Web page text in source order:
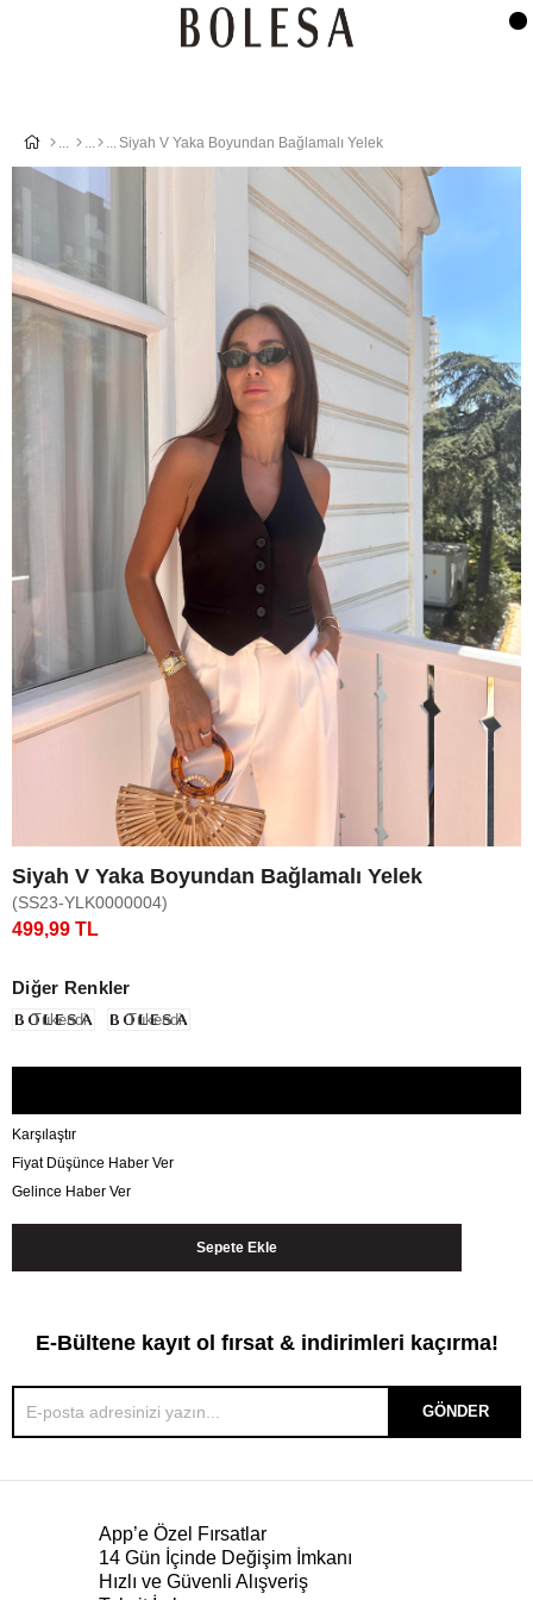
Siyah V Yaka Boyundan Bağlamalı Yelek
Siyah V Yaka Boyundan Bağlamalı Yelek
(SS23-YLK0000004)
499,99 TL
Diğer Renkler
Tükendi Tükendi
Karşılaştır
Fiyat Düşünce Haber Ver
Gelince Haber Ver
E-Bültene kayıt ol fırsat & indirimleri kaçırma!
GÖNDER
App’e Özel Fırsatlar
14 Gün İçinde Değişim İmkanı
Hızlı ve Güvenli Alışveriş